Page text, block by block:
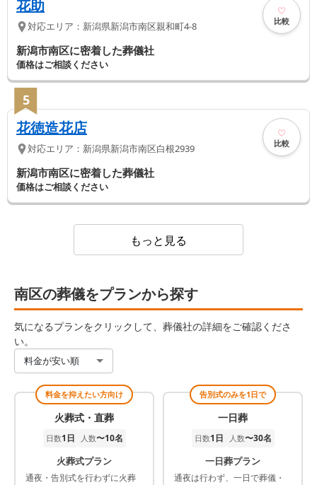
花助
対応エリア： 新潟県新潟市南区親和町4-8 比較
新潟市南区に密着した葬儀社
価格はご相談ください
5
花徳造花店
対応エリア： 新潟県新潟市南区白根2939 比較
新潟市南区に密着した葬儀社
価格はご相談ください
もっと見る
南区の葬儀をプランから探す
気になるプランをクリックして、葬儀社の詳細をご確認くださ
い。
料金が安い順
料金を抑えたい方向け
火葬式・直葬
日数1日 人数〜10名
火葬式プラン
通夜・告別式を行わずに火葬
告別式のみを1日で
一日葬
日数1日 人数〜30名
一日葬プラン
通夜は行わず、一日で葬儀・